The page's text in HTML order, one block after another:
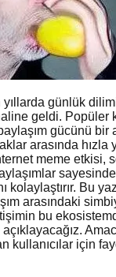
yıllarda günlük
geldi. Popüler
gücünü
arasında hızla
meme etkisi,
kolaylaştırır. Bu
arasındaki
bu
açıklayacağız.
kullanıcılar için